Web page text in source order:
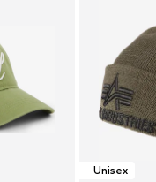
Unisex